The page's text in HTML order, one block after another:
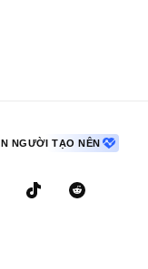
NGƯỜI TẠO NÊN